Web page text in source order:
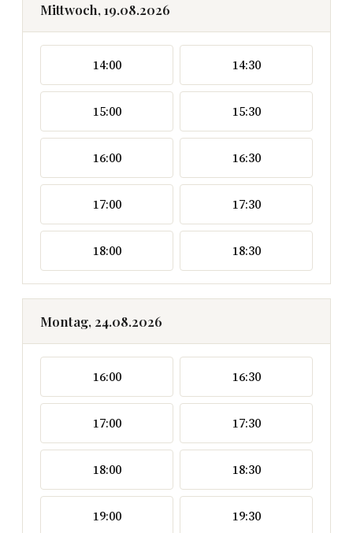
Mittwoch, 19.08.2026
14:00 14:30
15:00 15:30
16:00 16:30
17:00 17:30
18:00 18:30
Montag, 24.08.2026
16:00 16:30
17:00 17:30
18:00 18:30
19:00 19:30